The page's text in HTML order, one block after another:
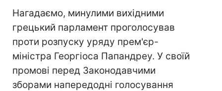
Нагадаємо, минулими вихідними
грецький парламент проголосував
проти розпуску уряду прем'єр-
міністра Георгіоса Папандреу. У своїй
промові перед Законодавчими
зборами напередодні голосування